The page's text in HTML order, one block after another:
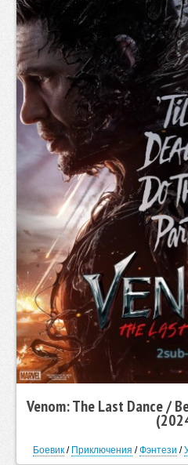
Venom: The Last Dance /
Боевик / Приключения /Фэнтези /